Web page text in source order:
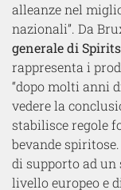
alleanze nel
nazionali”. Da
generale di
rappresenta i
“dopo molti anni
vedere la
stabilisce regole
bevande
di supporto ad un
livello europeo e